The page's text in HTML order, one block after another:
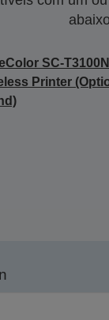
SC-
Printer